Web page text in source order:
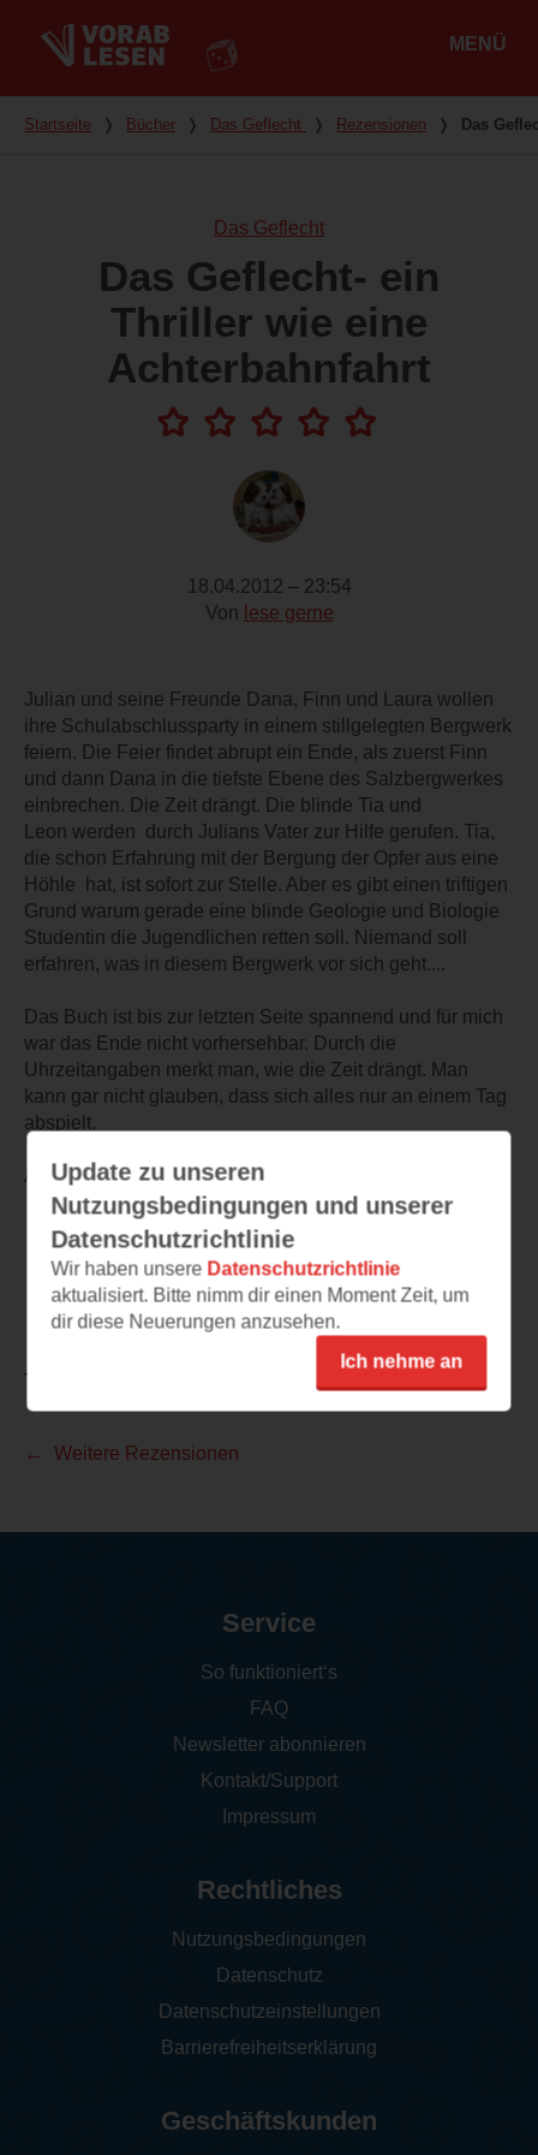
MENÜ
Du bist hier
Startseite ❭ Bücher ❭ Das Geflecht ❭ Rezensionen ❭ Das
Das Geflecht
Das Geflecht- ein
Thriller wie eine
Achterbahnfahrt
18.04.2012 – 23:54
Von lese gerne
Julian und seine Freunde Dana, Finn und Laura wollen
ihre Schulabschlussparty in einem stillgelegten Bergwerk
feiern. Die Feier findet abrupt ein Ende, als zuerst Finn
und dann Dana in die tiefste Ebene des Salzbergwerkes
einbrechen. Die Zeit drängt. Die blinde Tia und
Leon werden durch Julians Vater zur Hilfe gerufen. Tia,
die schon Erfahrung mit der Bergung der Opfer aus eine
Höhle hat, ist sofort zur Stelle. Aber es gibt einen triftigen
Grund warum gerade eine blinde Geologie und Biologie
Studentin die Jugendlichen retten soll. Niemand soll
erfahren, was in diesem Bergwerk vor sich geht....
Das Buch ist bis zur letzten Seite spannend und für mich
war das Ende nicht vorhersehbar. Durch die
Uhrzeitangaben merkt man, wie die Zeit drängt. Man
kann gar nicht glauben, dass sich alles nur an einem Tag
abspielt.
Auf jedenfall ist das Buch empfehlenswert
TEILEN
Weitere Rezensionen
Update zu unseren
Nutzungsbedingungen und unserer
Datenschutzrichtlinie
Wir haben unsere Datenschutzrichtlinie
aktualisiert. Bitte nimm dir einen Moment Zeit, um
dir diese Neuerungen anzusehen.
Ich nehme an
Service
So funktioniert‘s
FAQ
Newsletter abonnieren
Kontakt/Support
Impressum
Rechtliches
Nutzungsbedingungen
Datenschutz
Datenschutzeinstellungen
Barrierefreiheitserklärung
Geschäftskunden